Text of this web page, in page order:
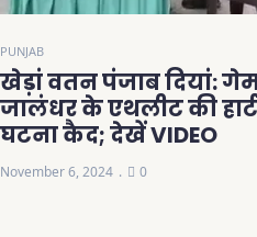
PUNJAB
खेड़ां वतन पंजाब दियां:
जालंधर के एथलीट की
घटना कैद; देखें VIDEO
November 6, 2024 0